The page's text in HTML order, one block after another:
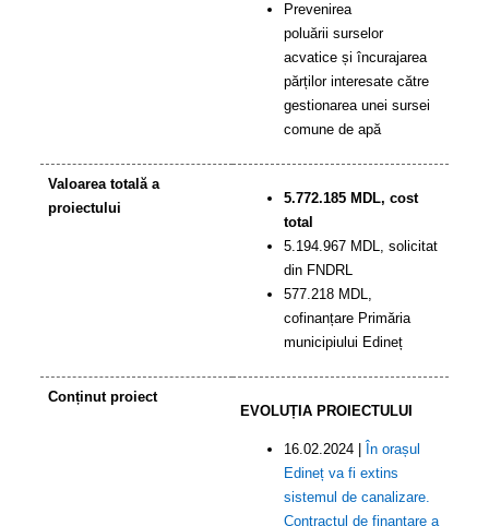
Prevenirea
poluării surselor
acvatice și încurajarea
părților interesate către
gestionarea unei sursei
comune de apă
Valoarea totală a
proiectului
5.772.185 MDL, cost
total
5.194.967 MDL, solicitat
din FNDRL
577.218 MDL,
cofinanțare Primăria
municipiului Edineț
Conținut proiect
EVOLUȚIA PROIECTULUI
16.02.2024 |
În orașul
Edineț va fi extins
sistemul de canalizare.
Contractul de finanțare a